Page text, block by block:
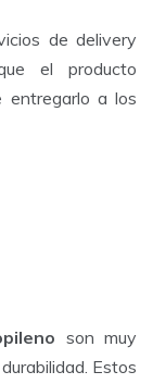
de delivery
el producto
entregarlo a los
son muy
Estos